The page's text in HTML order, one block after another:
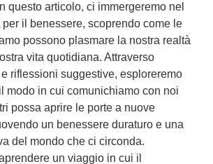
questo articolo, ci immergeremo nel
il benessere, scoprendo come le
possono plasmare la nostra realtà
vita quotidiana. Attraverso
riflessioni suggestive, esploreremo
modo in cui comunichiamo con noi
possa aprire le porte a nuove
un benessere duraturo e una
del mondo che ci circonda.
un viaggio in cui il